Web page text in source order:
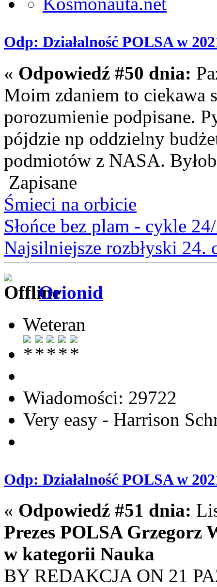
Odp: Działalność POLSA w
« Odpowiedź #50 dnia:
Moim zdaniem to ciekawa
porozumienie podpisane.
pójdzie np oddzielny
podmiotów z NASA.
Zapisane
Śmieci na orbicie
Słońce bez plam - cykle
Najsilniejsze rozbłyski 24.
Orionid
Weteran
Wiadomości: 29722
Very easy - Harrison
Odp: Działalność POLSA w
« Odpowiedź #51 dnia:
Prezes POLSA Grzegorz
w kategorii Nauka
BY REDAKCJA ON 21